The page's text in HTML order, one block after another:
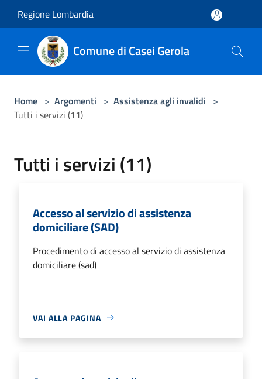
Regione Lombardia
Comune di Casei Gerola
Home > Argomenti > Assistenza agli invalidi >
Tutti i servizi (11)
Tutti i servizi (11)
Accesso al servizio di assistenza
domiciliare (SAD)
Procedimento di accesso al servizio di assistenza
domiciliare (sad)
VAI ALLA PAGINA